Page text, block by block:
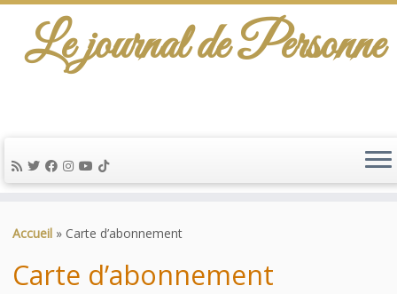
au
Le journal de Personne
Accueil » Carte d’abonnement
Carte d’abonnement